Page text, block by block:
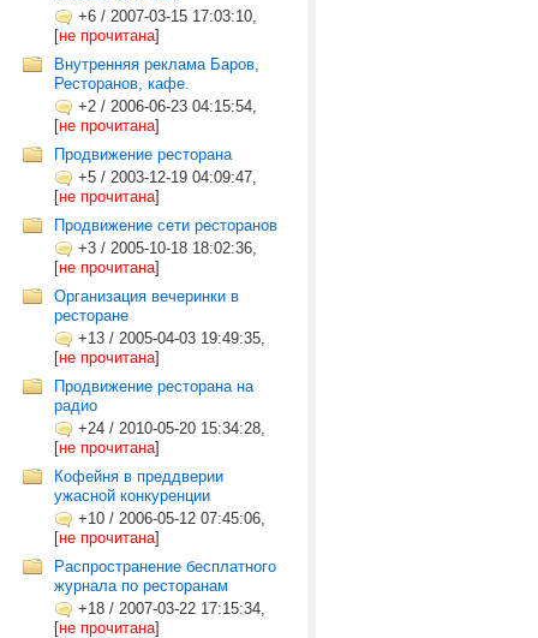
+6 / 2007-03-15 17:03:10,
[не прочитана]
Внутренняя реклама Баров,
Ресторанов, кафе.
+2 / 2006-06-23 04:15:54,
[не прочитана]
Продвижение ресторана
+5 / 2003-12-19 04:09:47,
[не прочитана]
Продвижение сети ресторанов
+3 / 2005-10-18 18:02:36,
[не прочитана]
Организация вечеринки в
ресторане
+13 / 2005-04-03 19:49:35,
[не прочитана]
Продвижение ресторана на
радио
+24 / 2010-05-20 15:34:28,
[не прочитана]
Кофейня в преддверии
ужасной конкуренции
+10 / 2006-05-12 07:45:06,
[не прочитана]
Распространение бесплатного
журнала по ресторанам
+18 / 2007-03-22 17:15:34,
[не прочитана]